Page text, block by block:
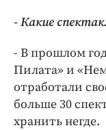
- Какие
- В прошлом
Пилата» и
отработали
больше 30
хранить негде.